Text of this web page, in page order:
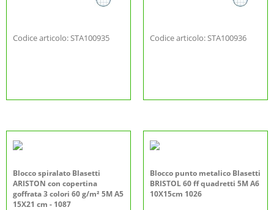
Codice articolo: STA100935 Codice articolo: STA100936
Blocco spiralato Blasetti
ARISTON con copertina
goffrata 3 colori 60 g/m² 5M A5
15X21 cm - 1087
Blocco punto metalico Blasetti
BRISTOL 60 ff quadretti 5M A6
10X15cm 1026